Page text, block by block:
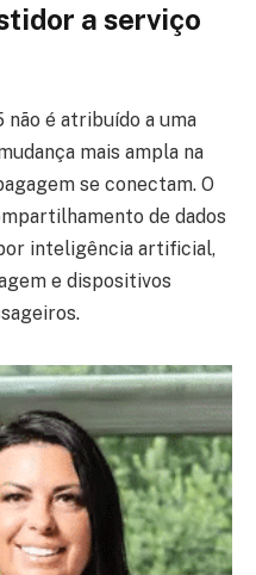
a serviço
não é atribuído a uma
mais ampla na
se conectam. O
de dados
inteligência artificial,
e dispositivos